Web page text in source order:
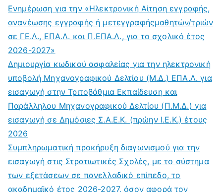
Ενημέρωση για την «Ηλεκτρονική Αίτηση εγγραφής,
ανανέωσης εγγραφής ή μετεγγραφήςμαθητών/τριών
σε ΓΕ.Λ., ΕΠΑ.Λ. και Π.ΕΠΑ.Λ., για το σχολικό έτος
2026-2027»
Δημιουργία κωδικού ασφαλείας για την ηλεκτρονική
υποβολή Μηχανογραφικού Δελτίου (Μ.Δ.) ΕΠΑ.Λ. για
εισαγωγή στην Τριτοβάθμια Εκπαίδευση και
Παράλληλου Μηχανογραφικού Δελτίου (Π.Μ.Δ.) για
εισαγωγή σε Δημόσιες Σ.Α.Ε.Κ. (πρώην Ι.Ε.Κ.) έτους
2026
Συμπληρωματική προκήρυξη διαγωνισμού για την
εισαγωγή στις Στρατιωτικές Σχολές, με το σύστημα
των εξετάσεων σε πανελλαδικό επίπεδο, το
ακαδημαϊκό έτος 2026-2027, όσον αφορά τον